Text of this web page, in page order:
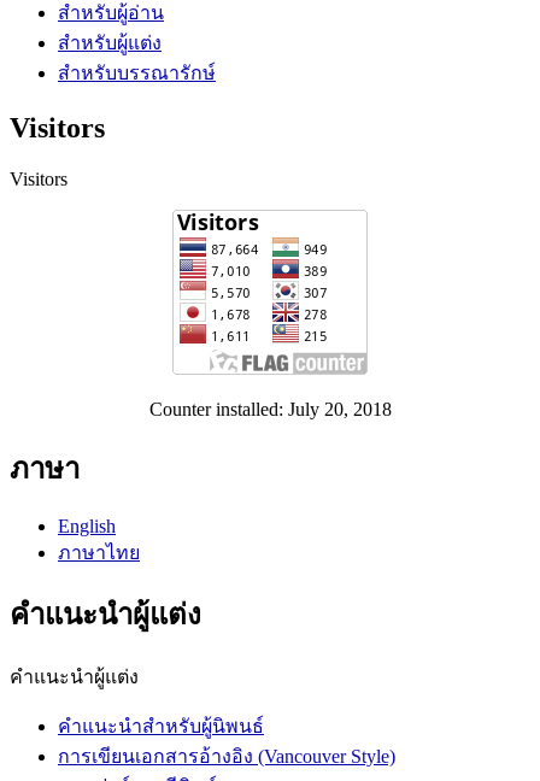
สำหรับผู้อ่าน
สำหรับผู้แต่ง
สำหรับบรรณารักษ์
Visitors
Visitors
Counter installed: July 20, 2018
ภาษา
English
ภาษาไทย
คำแนะนำผู้แต่ง
คำแนะนำผู้แต่ง
คำแนะนำสำหรับผู้นิพนธ์
การเขียนเอกสารอ้างอิง (Vancouver Style)